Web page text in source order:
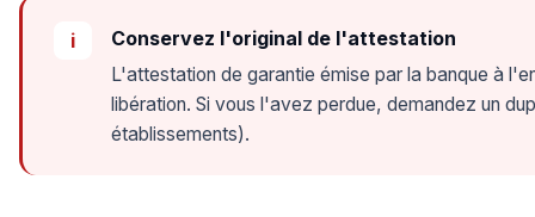
i Conservez l'original de l'attestation
L'attestation de garantie émise par la banque à
libération. Si vous l'avez perdue, demandez un
établissements).